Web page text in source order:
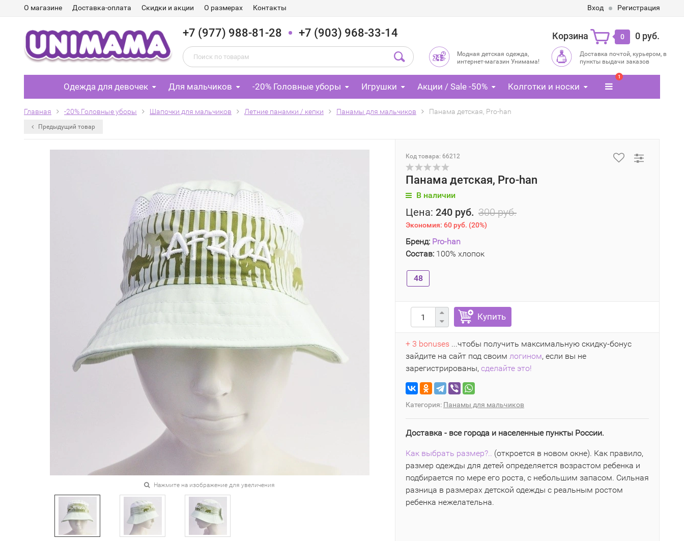
О магазине Доставка-оплата Скидки и акции О размерах Контакты Вход Регистрация
+7 (977) 988-81-28 +7 (903) 968-33-14 Корзина 0 0 руб.
Модная детская одежда,
интернет-магазин Унимама!
Доставка почтой, курьером, в
пункты выдачи заказов
Одежда для девочек Для мальчиков -20% Головные уборы Игрушки Акции / Sale -50% Колготки и носки
1
Главная -20% Головные уборы Шапочки для мальчиков Летние панамки / кепки Панамы для мальчиков Панама детская, Pro-han
Предыдущий товар
Нажмите на изображение для увеличения
Код товара: 66212
Панама детская, Pro-han
В наличии
Цена: 240 руб. 300 руб.
Экономия: 60 руб. (20%)
Бренд: Pro-han
Состав: 100% хлопок
48
Купить
+ 3 bonuses ...чтобы получить максимальную скидку-бонус
зайдите на сайт под своим логином, если вы не
зарегистрированы, сделайте это!
Категория: Панамы для мальчиков
Доставка - все города и населенные пункты России.
Как выбрать размер?.. (откроется в новом окне). Как правило,
размер одежды для детей определяется возрастом ребенка и
подбирается по мере его роста, с небольшим запасом. Сильная
разница в размерах детской одежды с реальным ростом
ребенка нежелательна.